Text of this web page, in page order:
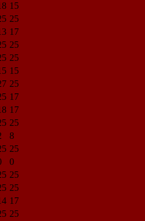
15
25
17
25
25
15
25
17
17
25
8
25
0
25
25
17
25